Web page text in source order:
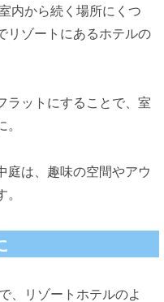
内から続く場所にくつ
リゾートにあるホテルの
ラットにすることで、室
庭は、趣味の空間やアウ
、リゾートホテルのよ